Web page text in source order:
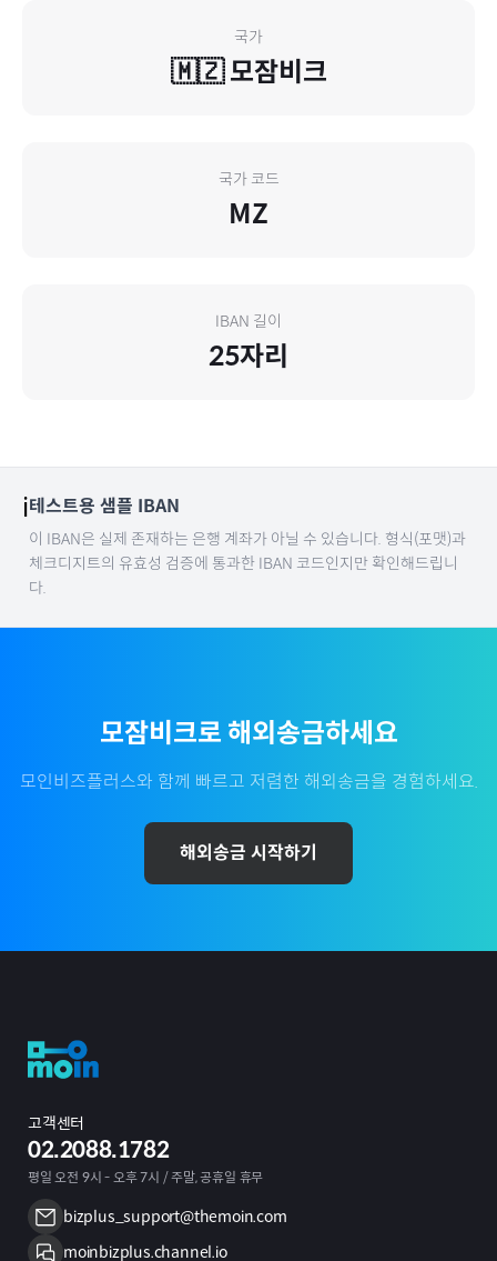
국가
🇲🇿 모잠비크
국가 코드
MZ
IBAN 길이
25자리
ℹ️테스트용 샘플 IBAN
이 IBAN은 실제 존재하는 은행 계좌가 아닐 수 있습니다. 형식(포맷)과
체크디지트의 유효성 검증에 통과한 IBAN 코드인지만 확인해드립니
다.
모잠비크로 해외송금하세요
모인비즈플러스와 함께 빠르고 저렴한 해외송금을 경험하세요.
해외송금 시작하기
고객센터
02.2088.1782
평일 오전 9시 - 오후 7시 / 주말, 공휴일 휴무
bizplus_support@themoin.com
moinbizplus.channel.io